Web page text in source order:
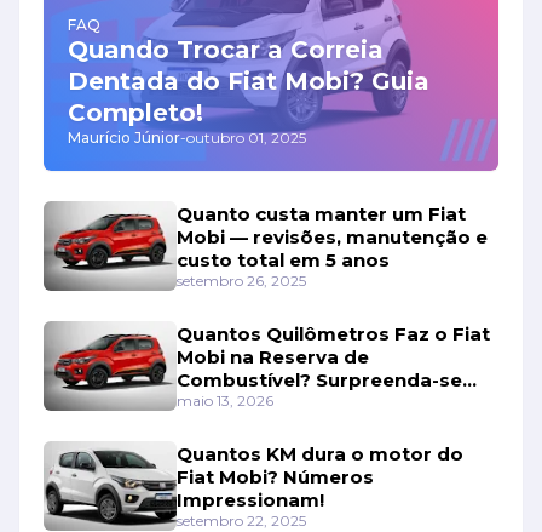
FAQ
Quando Trocar a Correia
Dentada do Fiat Mobi? Guia
Completo!
Maurício Júnior-outubro 01, 2025
Quanto custa manter um Fiat
Mobi — revisões, manutenção e
custo total em 5 anos
setembro 26, 2025
Quantos Quilômetros Faz o Fiat
Mobi na Reserva de
Combustível? Surpreenda-se
Com os Números!
maio 13, 2026
Quantos KM dura o motor do
Fiat Mobi? Números
Impressionam!
setembro 22, 2025